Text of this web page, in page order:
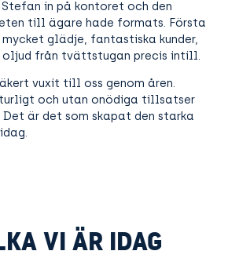
in på kontoret och den
till ägare hade formats. Första
glädje, fantastiska kunder,
från tvättstugan precis intill.
vuxit till oss genom åren.
och utan onödiga tillsatser
är det som skapat den starka
VI ÄR IDAG